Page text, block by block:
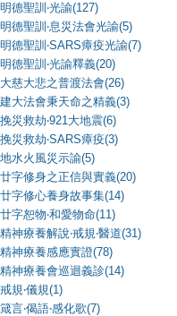
明德聖訓‧光諭(127)
明德聖訓‧息災法會光諭(5)
明德聖訓‧SARS瘴疫光諭(7)
明德聖訓‧光諭釋義(20)
大慈大悲之普渡法會(26)
建大法會秉天命之精義(3)
挽災救劫‧921大地震(6)
挽災救劫‧SARS瘴疫(3)
地水火風災示諭(5)
廿字修身之正信與實義(20)
廿字修心養身故事集(14)
廿字恕物‧和愛物命(11)
精神療養解說‧戒規‧醫道(31)
精神療養感應實證(78)
精神療養會巡迴義診(14)
戒規‧儀規(1)
箴言‧偈語‧感化歌(7)